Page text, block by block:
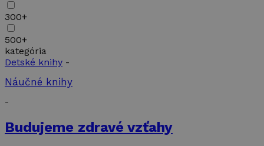
300+
500+
kategória
Detské knihy -
Náučné knihy
-
Budujeme zdravé vzťahy